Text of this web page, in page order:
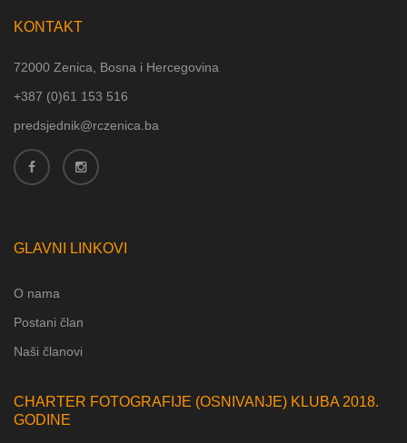
KONTAKT
72000 Zenica, Bosna i Hercegovina
+387 (0)61 153 516
predsjednik@rczenica.ba
GLAVNI LINKOVI
O nama
Postani član
Naši članovi
CHARTER FOTOGRAFIJE (OSNIVANJE) KLUBA 2018.
GODINE